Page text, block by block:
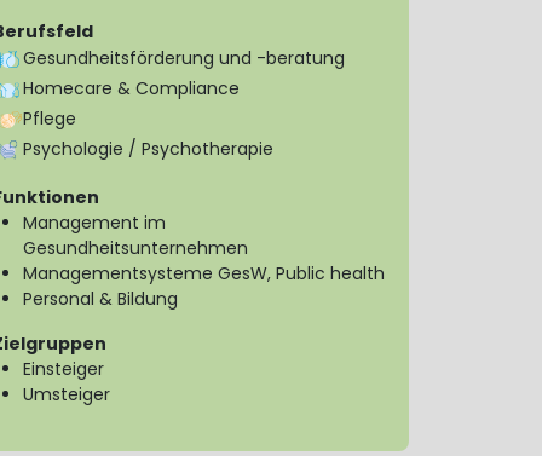
Gesundheitsförderung und -beratung
Homecare & Compliance
Pflege
Psychologie / Psychotherapie
Management im
Gesundheitsunternehmen
Managementsysteme GesW, Public health
Personal & Bildung
Einsteiger
Umsteiger